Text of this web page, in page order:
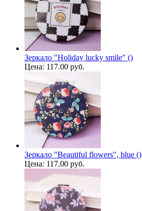
Зеркало "Holiday lucky smile" ()
Цена: 117.00 руб.
Зеркало "Beautiful flowers", blue ()
Цена: 117.00 руб.